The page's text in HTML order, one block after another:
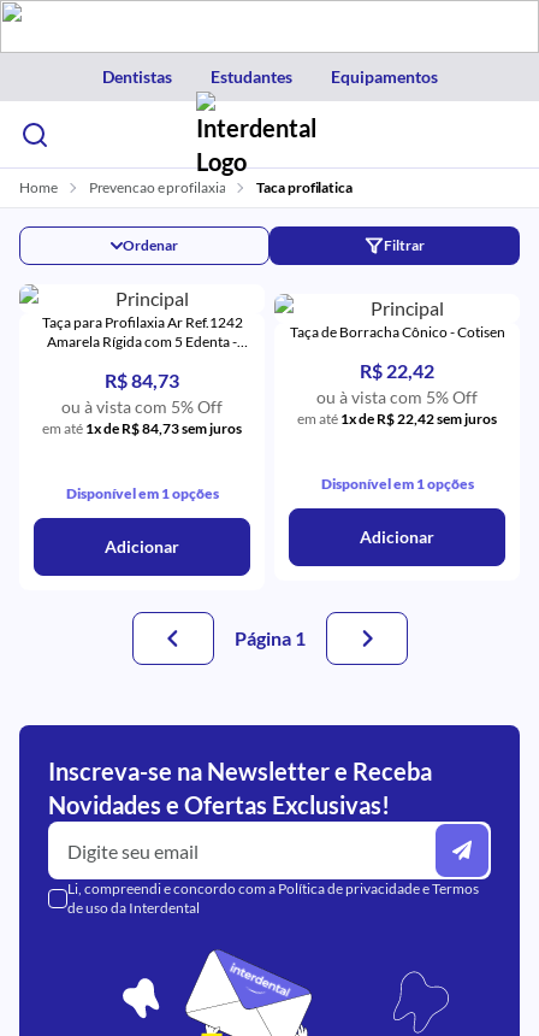
Dentistas Estudantes Equipamentos
Home Prevencao e profilaxia Taca profilatica
Filtrar
Ordenar
Taça para Profilaxia Ar Ref.1242
Amarela Rígida com 5 Edenta -
R$ 84,73
ou à vista com 5% Off
em até 1x de R$ 84,73 sem juros
Disponível em 1 opções
Adicionar
Taça de Borracha Cônico - Cotisen
R$ 22,42
ou à vista com 5% Off
em até 1x de R$ 22,42 sem juros
Disponível em 1 opções
Adicionar
Página 1
Inscreva-se na Newsletter e Receba
Novidades e Ofertas Exclusivas!
Li, compreendi e concordo com a Política de privacidadeeTermos
de usoda Interdental